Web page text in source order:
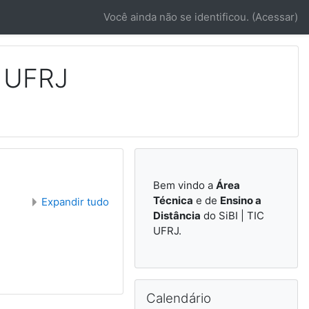
Você ainda não se identificou. (Acessar)
Expandir tudo
Bem vindo aÁrea
Técnica e de Ensino a
Distância do SiBI | TIC
UFRJ.
Calendário